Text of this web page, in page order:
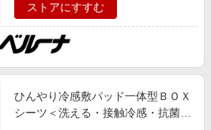
ストアにすすむ
ひんやり冷感敷パッド一体型ＢＯＸ
シーツ＜洗える・接触冷感・抗菌防